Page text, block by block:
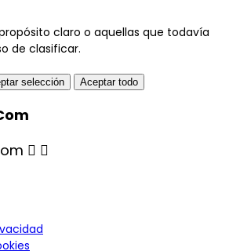
claro o aquellas que todavía
de clasificar.
selección Aceptar todo
 